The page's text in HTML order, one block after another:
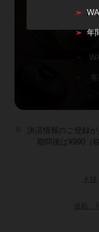
ロ
決済情報のご登録
期間後は¥990（
連載
年